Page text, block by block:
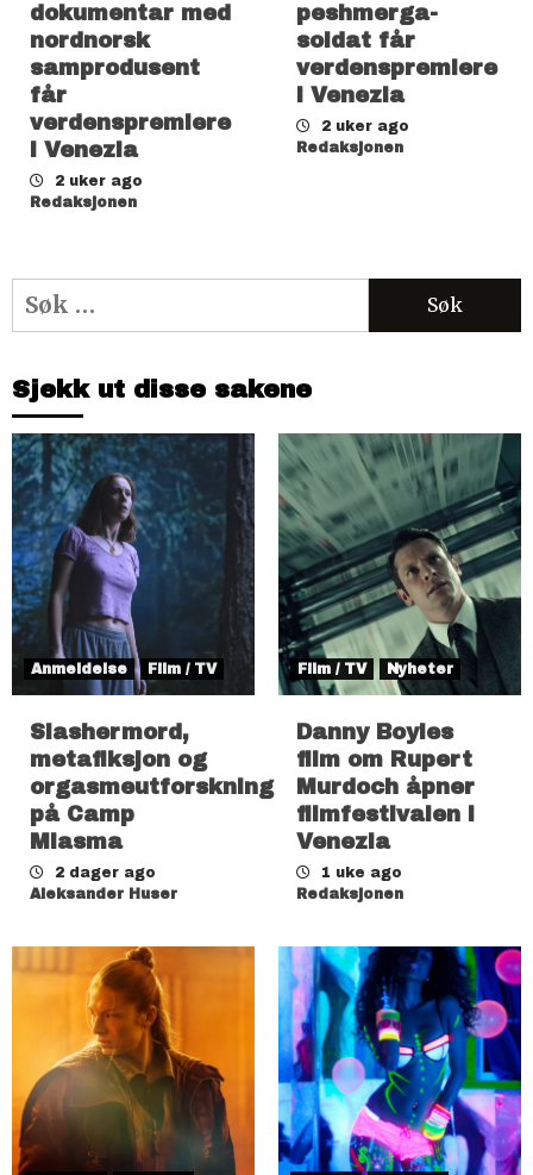
dokumentar med
nordnorsk
samprodusent
får
verdenspremiere
i Venezia
2 uker ago
Redaksjonen
peshmerga-
soldat får
verdenspremiere
i Venezia
2 uker ago
Redaksjonen
Søk
etter:
Sjekk ut disse sakene
Anmeldelse Film / TV
Slashermord,
metafiksjon og
orgasmeutforskning
på Camp
Miasma
2 dager ago
Aleksander Huser
Film / TV Nyheter
Danny Boyles
film om Rupert
Murdoch åpner
filmfestivalen i
Venezia
1 uke ago
Redaksjonen